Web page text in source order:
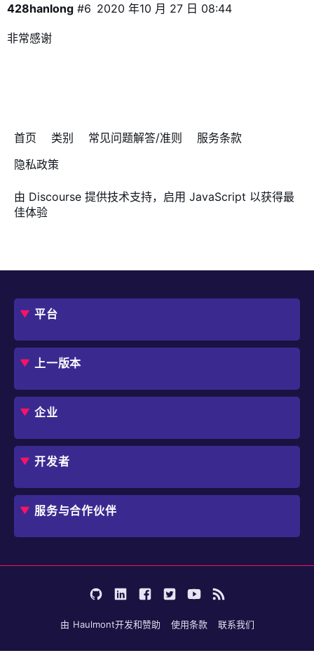
428hanlong 2020 年10 月 27 日 08:44
#6
非常感谢
首页 类别 常见问题解答/准则
服务条款
隐私政策
由 Discourse 提供技术支持，启用 JavaScript 以获得最
佳体验
平台
概述
框架
Studio
扩展组件市场
DevOps 云
业务流程自动化
价格
评估指南
Jmix 适合我的项目吗？
上一版本
CUBA 平台
企业
角色
IT 负责人
独立软件开发商
企业架构师
用户案例
用例
应用程序现代化
避免 SaaS/低代码 供应商费用和限制
内部工作流自动化
开发者
概述
选择 Jmix
开始使用
学习
服务与合作伙伴
培训
由 Haulmont开发和赞助 使用条款 联系我们